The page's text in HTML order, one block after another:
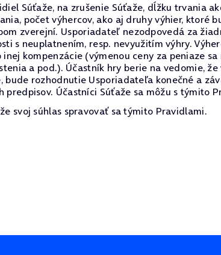
Súťaže, na zrušenie Súťaže, dĺžku trvania
počet výhercov, ako aj druhy výhier, ktoré
zverejní. Usporiadateľ nezodpovedá za
s neuplatnením, resp. nevyužitím výhry.
kompenzácie (výmenou ceny za peniaze
a pod.). Účastník hry berie na vedomie,
rozhodnutie Usporiadateľa konečné a
predpisov. Účastníci Súťaže sa môžu s týmito
svoj súhlas spravovať sa týmito Pravidlami.